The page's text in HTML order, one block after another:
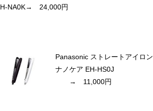
NA0K→ 24,000円
Panasonic ストレートアイロン
ナノケア EH-HS0J
→ 11,000円